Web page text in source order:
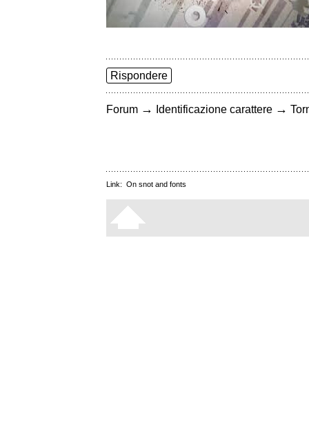
Rispondere
Forum → Identificazione carattere →
Link: On snot and fonts